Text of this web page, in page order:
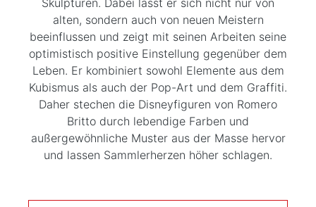
Skulpturen. Dabei lässt er sich nicht nur von
alten, sondern auch von neuen Meistern
beeinflussen und zeigt mit seinen Arbeiten seine
optimistisch positive Einstellung gegenüber dem
Leben. Er kombiniert sowohl Elemente aus dem
Kubismus als auch der Pop-Art und dem Graffiti.
Daher stechen die Disneyfiguren von Romero
Britto durch lebendige Farben und
außergewöhnliche Muster aus der Masse hervor
und lassen Sammlerherzen höher schlagen.